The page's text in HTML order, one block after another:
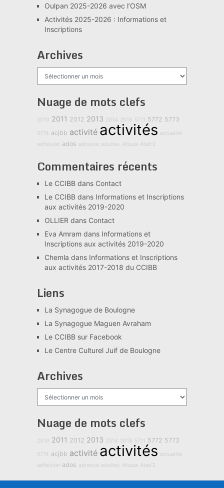
Oulpan 2025-2026 avec l’OSM
Activités 2025-2026 : Informations et
Inscriptions
Archives
Archives
Nuage de mots clefs
2010 2011 2012 2013 2014 2018 5711 5772 5773
5774 acjbb activité activités actualité
adhésion ados adresse adultes Afoula Alad'2
Commentaires récents
Le CCIBBdans Contact
Le CCIBBdans Informations et Inscriptions
aux activités 2019-2020
OLLIERdans Contact
Eva Amram dans Informations et
Inscriptions aux activités 2019-2020
Chemla dans Informations et Inscriptions
aux activités 2017-2018 du CCIBB
Liens
La Synagogue de Boulogne
La Synagogue Maguen Avraham
Le CCIBB sur Facebook
Le Centre Culturel Juif de Boulogne
Archives
Archives
Nuage de mots clefs
2010 2011 2012 2013 2014 2018 5711 5772 5773
5774 acjbb activité activités actualité
adhésion ados adresse adultes Afoula Alad'2